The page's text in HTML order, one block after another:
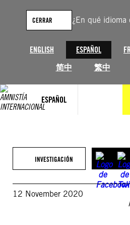
¿En qué idioma
ENGLISH ESPAÑOL
简中
繁中
CERRAR
ESPAÑOL
contenido
INVESTIGACIÓN
12 November 2020